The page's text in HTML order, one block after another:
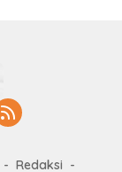
Redaksi